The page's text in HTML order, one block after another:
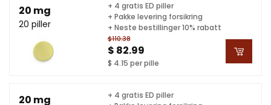
20 mg
20 piller
$110.38
$ 82.99
$ 4.15 per pille
+ 4 gratis ED piller
+ Pakke levering forsikring
+ Neste bestillinger 10% rabatt
20 mg
+ 4 gratis ED piller